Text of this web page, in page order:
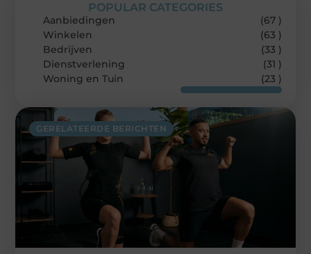
GERELATEERDE BERICHTEN
POPULAR CATEGORIES
Aanbiedingen
(67 )
Winkelen
(63 )
Bedrijven
(33 )
Dienstverlening
(31 )
Woning en Tuin
(23 )